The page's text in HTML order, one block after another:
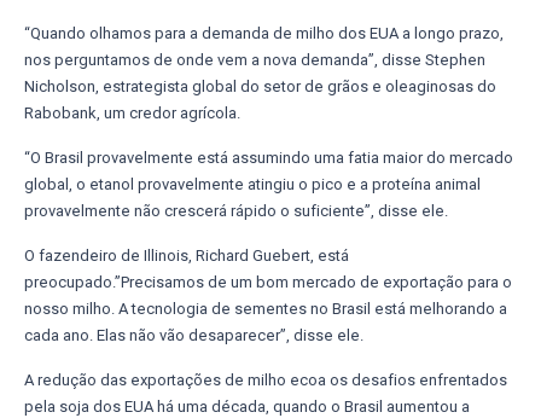
“Quando olhamos para a demanda de milho dos EUA a longo prazo,
nos perguntamos de onde vem a nova demanda”, disse Stephen
Nicholson, estrategista global do setor de grãos e oleaginosas do
Rabobank, um credor agrícola.
“O Brasil provavelmente está assumindo uma fatia maior do mercado
global, o etanol provavelmente atingiu o pico e a proteína animal
provavelmente não crescerá rápido o suficiente”, disse ele.
O fazendeiro de Illinois, Richard Guebert, está
preocupado.”Precisamos de um bom mercado de exportação para o
nosso milho. A tecnologia de sementes no Brasil está melhorando a
cada ano. Elas não vão desaparecer”, disse ele.
A redução das exportações de milho ecoa os desafios enfrentados
pela soja dos EUA há uma década, quando o Brasil aumentou a